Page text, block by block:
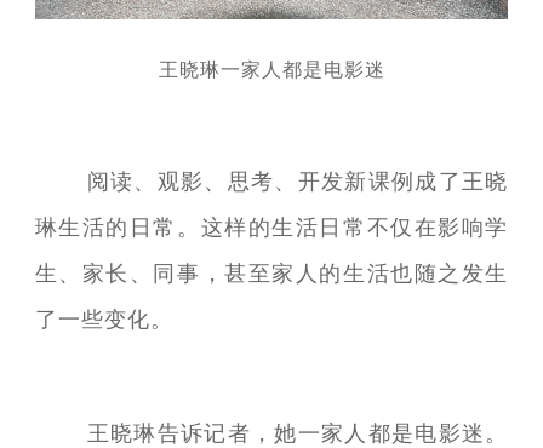
王晓琳一家人都是电影迷
阅读、观影、思考、开发新课例成了王晓
琳生活的日常。这样的生活日常不仅在影响学
生、家长、同事，甚至家人的生活也随之发生
了一些变化。
王晓琳告诉记者，她一家人都是电影迷。